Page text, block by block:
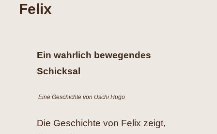
Kontakt
Felix
Ein wahrlich bewegendes
Schicksal
Eine Geschichte von Uschi Hugo
Die Geschichte von Felix zeigt,